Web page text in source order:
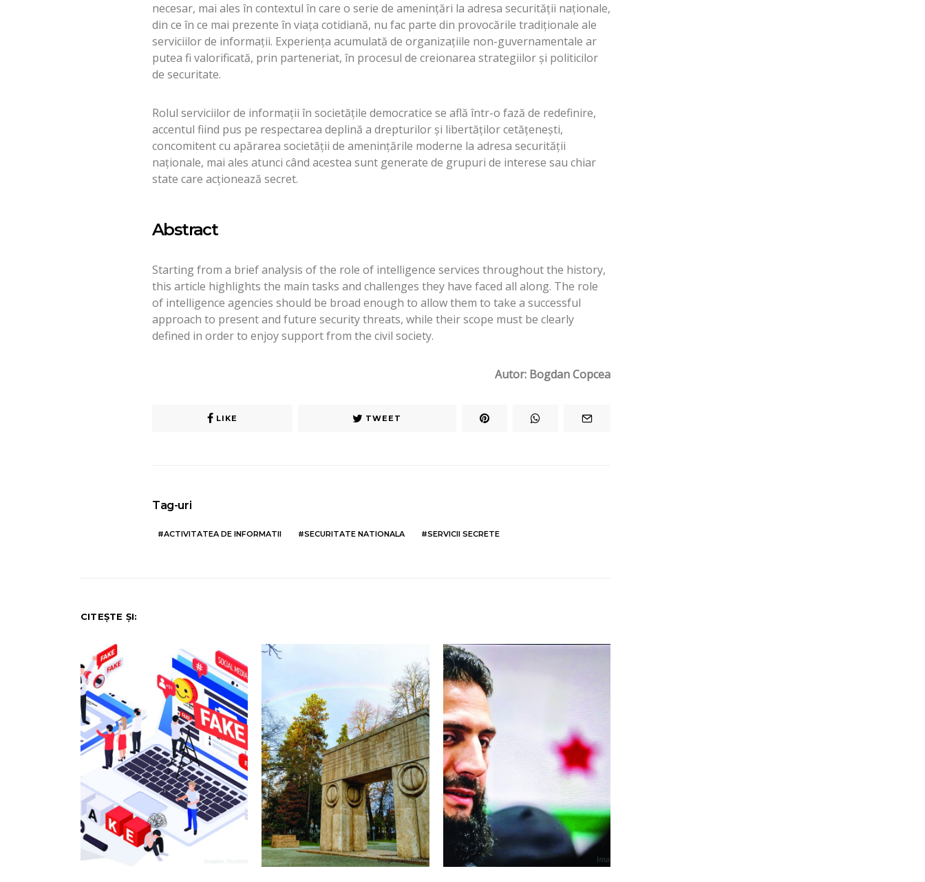
necesar, mai ales în contextul în care o serie de ameninţări la adresa securităţii naţionale,
din ce în ce mai prezente în viaţa cotidiană, nu fac parte din provocările tradiţionale ale
serviciilor de informaţii. Experienţa acumulată de organizațiile non-guvernamentale ar
putea fi valorificată, prin parteneriat, în procesul de creionarea strategiilor şi politicilor
de securitate.
Rolul serviciilor de informaţii în societăţile democratice se află într-o fază de redefinire,
accentul fiind pus pe respectarea deplină a drepturilor şi libertăţilor cetăţeneşti,
concomitent cu apărarea societății de ameninţările moderne la adresa securităţii
naţionale, mai ales atunci când acestea sunt generate de grupuri de interese sau chiar
state care acţionează secret.
Abstract
Starting from a brief analysis of the role of intelligence services throughout the history,
this article highlights the main tasks and challenges they have faced all along. The role
of intelligence agencies should be broad enough to allow them to take a successful
approach to present and future security threats, while their scope must be clearly
defined in order to enjoy support from the civil society.
Autor: Bogdan Copcea
LIKE TWEET
Tag-uri
ACTIVITATEA DE INFORMATII SECURITATE NATIONALA SERVICII SECRETE
CITEȘTE ȘI: